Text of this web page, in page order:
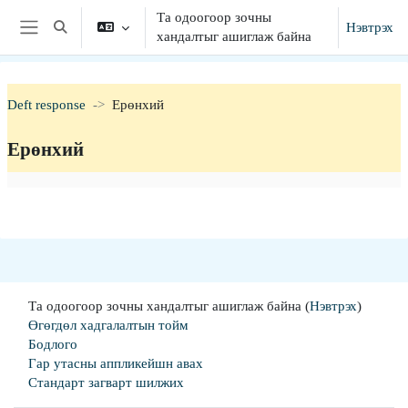
Үндсэн агуулга руу шилжих
Хажуугийн самбар
Хайлтын оролтыг сонгох
Та одоогоор зочны
хандалтыг ашиглаж байна
Нэвтрэх
Deft response Ерөнхий
Ерөнхий
Та одоогоор зочны хандалтыг ашиглаж байна (Нэвтрэх)
Өгөгдөл хадгалалтын тойм
Бодлого
Гар утасны аппликейшн авах
Стандарт загварт шилжих